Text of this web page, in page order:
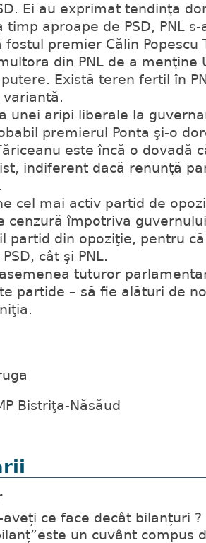
Ei au exprimat tendinţa
timp aproape de PSD, PNL
fostul premier Călin Popescu
din PNL de a menţine
Există teren fertil în
variantă.
unei aripi liberale la
premierul Ponta şi-o
este încă o dovadă
indiferent dacă renunţă
cel mai activ partid de
cenzură împotriva guvernului
partid din opoziţie, pentru
cât şi PNL.
tuturor
partide – să fie alături de
Bistriţa-Năsăud
aveți ce face decât bilanțuri
un cuvânt compus